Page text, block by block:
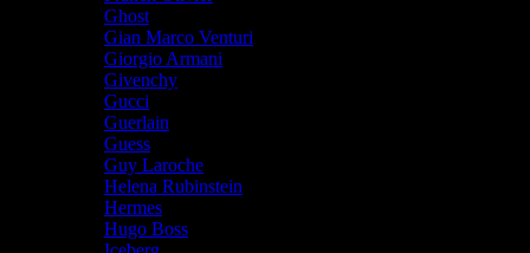
Ghost
Gian Marco Venturi
Giorgio Armani
Givenchy
Gucci
Guerlain
Guess
Guy Laroche
Helena Rubinstein
Hermes
Hugo Boss